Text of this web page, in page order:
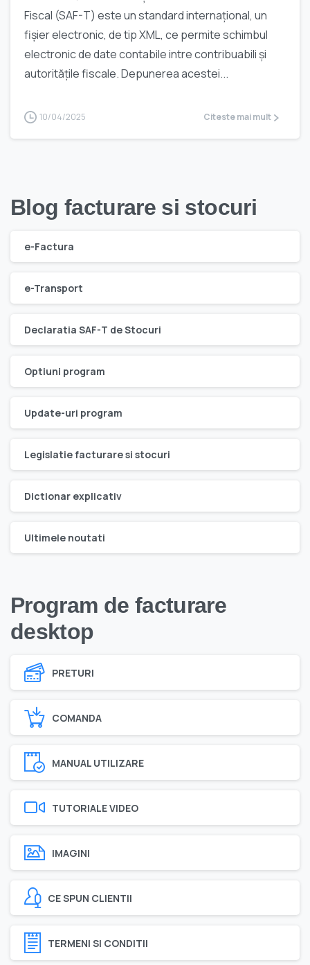
Fiscal (SAF-T) este un standard internațional, un
fișier electronic, de tip XML, ce permite schimbul
electronic de date contabile intre contribuabili și
autoritățile fiscale. Depunerea acestei...
10/04/2025 Citeste mai mult
Blog facturare si stocuri
e-Factura
e-Transport
Declaratia SAF-T de Stocuri
Optiuni program
Update-uri program
Legislatie facturare si stocuri
Dictionar explicativ
Ultimele noutati
Program de facturare
desktop
PRETURI
COMANDA
MANUAL UTILIZARE
TUTORIALE VIDEO
IMAGINI
CE SPUN CLIENTII
TERMENI SI CONDITII